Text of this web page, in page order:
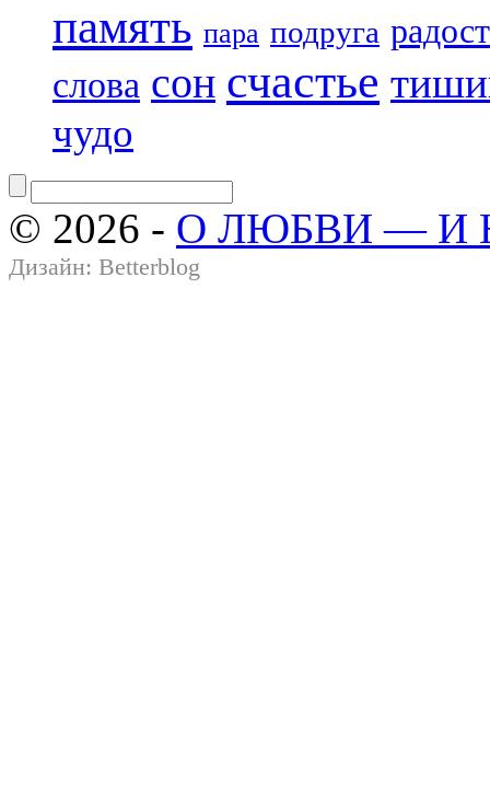
память пара подруга
слова сон счастье
чудо
© 2026 - О ЛЮБВИ — И
Дизайн: Betterblog